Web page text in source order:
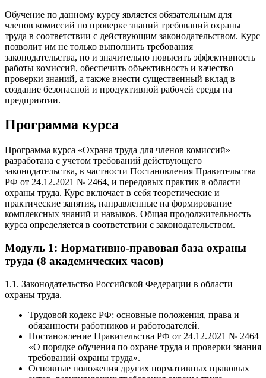
Обучение по данному курсу является обязательным для
членов комиссий по проверке знаний требований охраны
труда в соответствии с действующим законодательством. Курс
позволит им не только выполнить требования
законодательства, но и значительно повысить эффективность
работы комиссий, обеспечить объективность и качество
проверки знаний, а также внести существенный вклад в
создание безопасной и продуктивной рабочей среды на
предприятии.
Программа курса
Программа курса «Охрана труда для членов комиссий»
разработана с учетом требований действующего
законодательства, в частности Постановления Правительства
РФ от 24.12.2021 № 2464, и передовых практик в области
охраны труда. Курс включает в себя теоретические и
практические занятия, направленные на формирование
комплексных знаний и навыков. Общая продолжительность
курса определяется в соответствии с законодательством.
Модуль 1: Нормативно-правовая база охраны
труда (8 академических часов)
1.1. Законодательство Российской Федерации в области
охраны труда.
Трудовой кодекс РФ: основные положения, права и
обязанности работников и работодателей.
Постановление Правительства РФ от 24.12.2021 № 2464
«О порядке обучения по охране труда и проверки знания
требований охраны труда».
Основные положения других нормативных правовых